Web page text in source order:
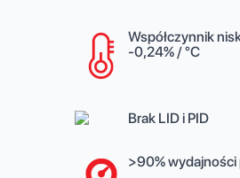
Współczynnik
-0,24% / °C
Brak LID i PID
>90% wydajności